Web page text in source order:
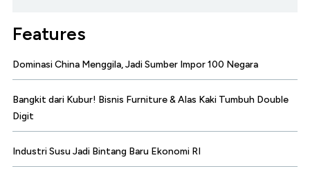
Features
Dominasi China Menggila, Jadi Sumber Impor 100 Negara
Bangkit dari Kubur! Bisnis Furniture & Alas Kaki Tumbuh Double
Digit
Industri Susu Jadi Bintang Baru Ekonomi RI